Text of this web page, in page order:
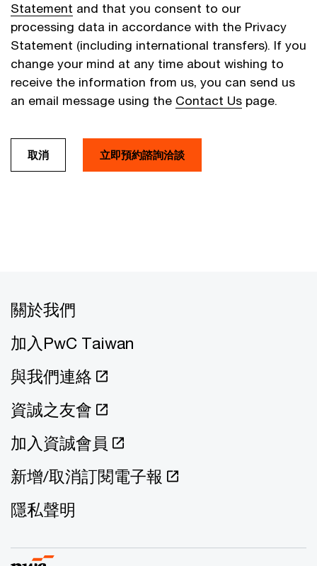
Statement and that you consent to our
processing data in accordance with the Privacy
Statement (including international transfers). If you
change your mind at any time about wishing to
receive the information from us, you can send us
an email message using the Contact Us page.
取消 立即預約諮詢洽談
關於我們
加入PwC Taiwan
與我們連絡
資誠之友會
加入資誠會員
新增/取消訂閱電子報
隱私聲明